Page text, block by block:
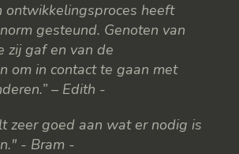
ontwikkelingsproces heeft
gesteund. Genoten van
zij gaf en van de
om in contact te gaan met
– Edith -
zeer goed aan wat er nodig is
- Bram -